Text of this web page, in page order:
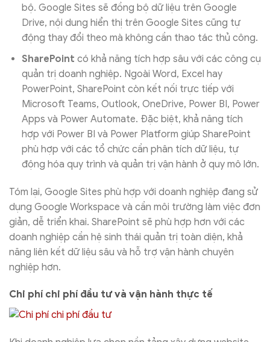
bộ. Google Sites sẽ đồng bộ dữ liệu trên Google
Drive, nội dung hiển thị trên Google Sites cũng tự
động thay đổi theo mà không cần thao tác thủ công.
SharePoint có khả năng tích hợp sâu với các công cụ
quản trị doanh nghiệp. Ngoài Word, Excel hay
PowerPoint, SharePoint còn kết nối trực tiếp với
Microsoft Teams, Outlook, OneDrive, Power BI, Power
Apps và Power Automate. Đặc biệt, khả năng tích
hợp với Power BI và Power Platform giúp SharePoint
phù hợp với các tổ chức cần phân tích dữ liệu, tự
động hóa quy trình và quản trị vận hành ở quy mô lớn.
Tóm lại, Google Sites phù hợp với doanh nghiệp đang sử
dụng Google Workspace và cần môi trường làm việc đơn
giản, dễ triển khai. SharePoint sẽ phù hợp hơn với các
doanh nghiệp cần hệ sinh thái quản trị toàn diện, khả
năng liên kết dữ liệu sâu và hỗ trợ vận hành chuyên
nghiệp hơn.
Chi phí chi phí đầu tư và vận hành thực tế